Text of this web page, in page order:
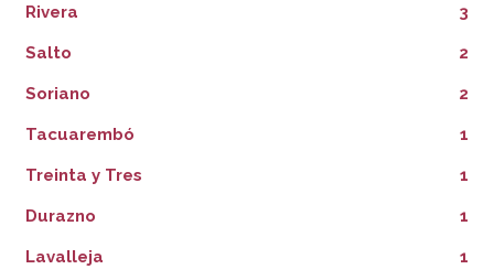
Rivera 3
Salto 2
Soriano 2
Tacuarembó 1
Treinta y Tres 1
Durazno 1
Lavalleja 1